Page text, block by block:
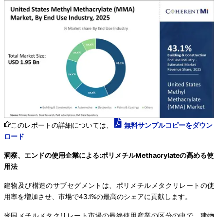
このレポートの詳細については、
無料サンプルコピーをダウン
ロード
洞察、エンドの使用企業による:ポリメチルMethacrylateの高める使
用法
建物及び構造のサブセグメントは、ポリメチルメタクリレートの使
用率を増加させ、市場で43.1%の最高のシェアに貢献します。